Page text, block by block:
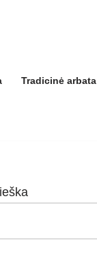
Tradicinė arbata